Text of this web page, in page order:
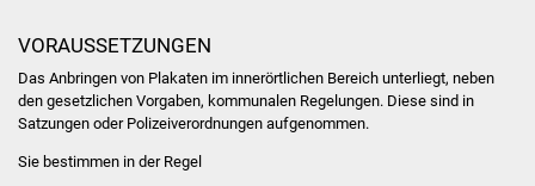
Dienstleistungen
VORAUSSETZUNGEN
Das Anbringen von Plakaten im innerörtlichen Bereich unterliegt, neben
den gesetzlichen Vorgaben, kommunalen Regelungen. Diese sind in
Satzungen oder Polizeiverordnungen aufgenommen.
Sie bestimmen in der Regel